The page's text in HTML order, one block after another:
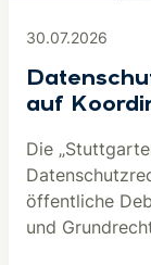
30.07.2026
auf
Die
öffentliche
und